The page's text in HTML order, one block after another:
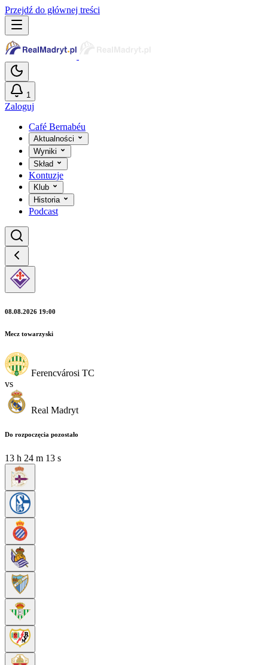
Przejdź do głównej treści
1
Zaloguj
Café Bernabéu
Aktualności
Wyniki
Skład
Kontuzje
Klub
Historia
Podcast
08.08.2026 19:00
Mecz towarzyski
Ferencvárosi TC
vs
Real Madryt
Do rozpoczęcia pozostało
13 h 24 m 12 s